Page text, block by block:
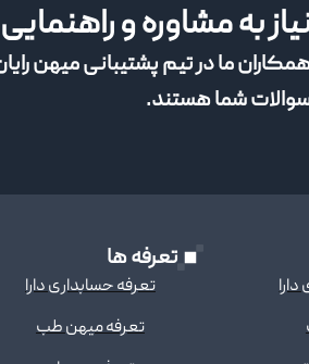
به مشاوره و
ما در تیم پشتیبانی میهن
شما هستند.
تعرفه ها
تعرفه حسابداری دارا
تعرفه میهن طب